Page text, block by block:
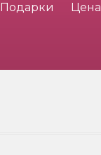
Подарки Цена